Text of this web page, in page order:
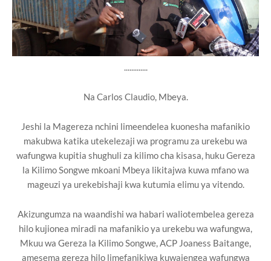
Na Carlos Claudio, Mbeya.
Jeshi la Magereza nchini limeendelea kuonesha mafanikio
makubwa katika utekelezaji wa programu za urekebu wa
wafungwa kupitia shughuli za kilimo cha kisasa, huku Gereza
la Kilimo Songwe mkoani Mbeya likitajwa kuwa mfano wa
mageuzi ya urekebishaji kwa kutumia elimu ya vitendo.
Akizungumza na waandishi wa habari waliotembelea gereza
hilo kujionea miradi na mafanikio ya urekebu wa wafungwa,
Mkuu wa Gereza la Kilimo Songwe, ACP Joaness Baitange,
amesema gereza hilo limefanikiwa kuwajengea wafungwa